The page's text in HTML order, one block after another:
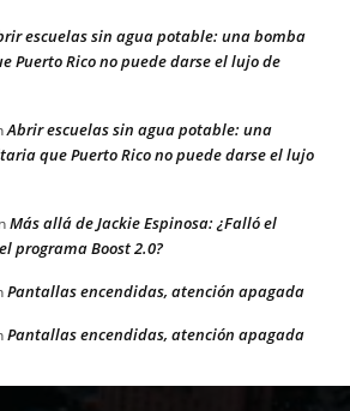
escuelas sin agua potable: una bomba
Puerto Rico no puede darse el lujo de
Abrir escuelas sin agua potable: una
que Puerto Rico no puede darse el lujo
Más allá de Jackie Espinosa: ¿Falló el
programa Boost 2.0?
Pantallas encendidas, atención apagada
Pantallas encendidas, atención apagada